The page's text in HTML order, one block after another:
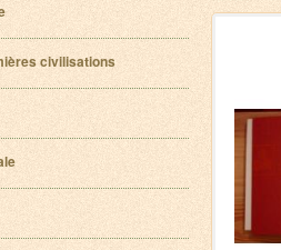
civilisations